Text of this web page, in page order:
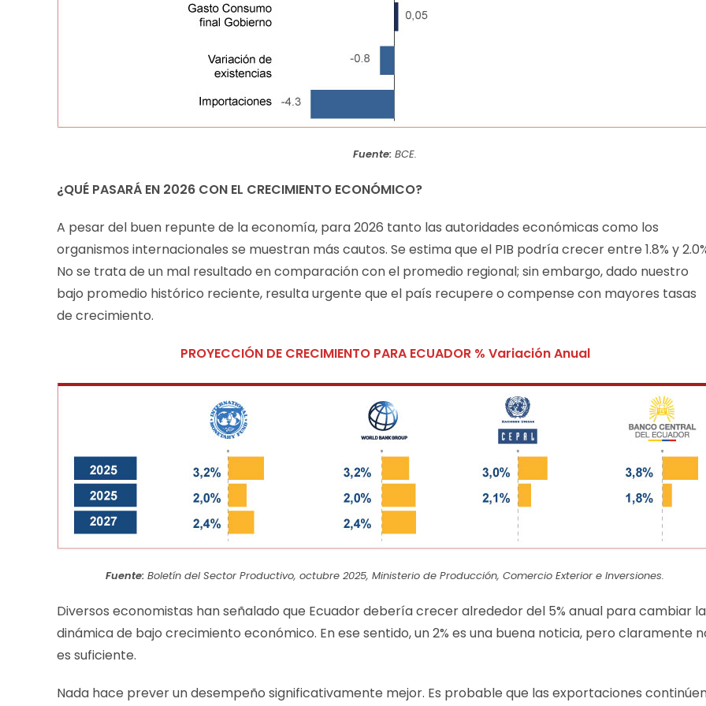
Fuente: BCE.
¿QUÉ PASARÁ EN 2026 CON EL CRECIMIENTO ECONÓMICO?
A pesar del buen repunte de la economía, para 2026 tanto las autoridades económicas como los
organismos internacionales se muestran más cautos. Se estima que el PIB podría crecer entre 1.8% y
No se trata de un mal resultado en comparación con el promedio regional; sin embargo, dado nuestro
bajo promedio histórico reciente, resulta urgente que el país recupere o compense con mayores tasas
de crecimiento.
PROYECCIÓN DE CRECIMIENTO PARA ECUADOR % Variación Anual
Fuente: Boletín del Sector Productivo, octubre 2025, Ministerio de Producción, Comercio Exterior e Inversiones.
Diversos economistas han señalado que Ecuador debería crecer alrededor del 5% anual para cambiar la
dinámica de bajo crecimiento económico. En ese sentido, un 2% es una buena noticia, pero claramente
es suficiente.
Nada hace prever un desempeño significativamente mejor. Es probable que las exportaciones